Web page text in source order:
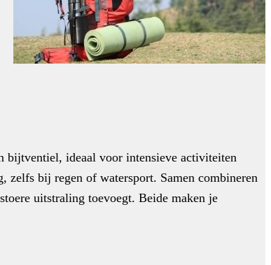
bijtventiel, ideaal voor intensieve activiteiten
zelfs bij regen of watersport. Samen combineren
uitstraling toevoegt. Beide maken je